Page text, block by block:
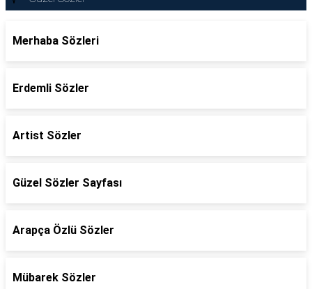
Merhaba Sözleri
Erdemli Sözler
Artist Sözler
Güzel Sözler Sayfası
Arapça Özlü Sözler
Mübarek Sözler